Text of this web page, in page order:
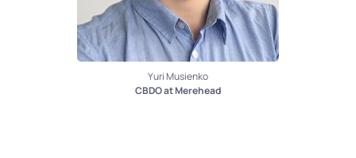
Yuri Musienko
CBDO at Merehead